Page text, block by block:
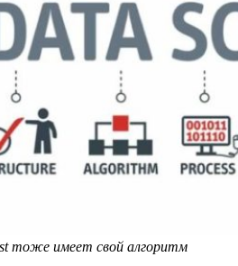
тоже имеет свой алгоритм